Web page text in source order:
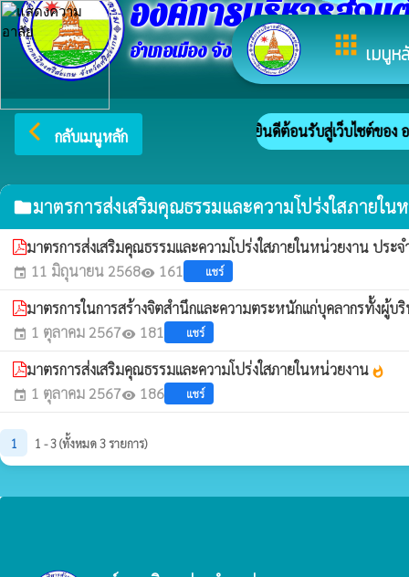
appsเมนูห
องค์การบริหารส่วน
อำเภอเมือง จังหวัดศรีสะเกษ
arrow_back_ios กลับเมนูหลัก ยินดีต้อนรับสู่เว็บไซต์ของ
folderมาตรการส่งเสริมคุณธรรมและความโปร่งใสภายใน
มาตรการส่งเสริมคุณธรรมและความโปร่งใสภายในหน่วยงาน ปร
event 11 มิถุนายน 2568visibility 161 แชร์
มาตรการในการสร้างจิตสำนึกและความตระหนักแก่บุคลากรทั้งผู้
event 1 ตุลาคม 2567visibility 181 แชร์
มาตรการส่งเสริมคุณธรรมและความโปร่งใสภายในหน่วยงาน whatshot
event 1 ตุลาคม 2567visibility 186 แชร์
1 1 - 3 (ทั้งหมด 3 รายการ)